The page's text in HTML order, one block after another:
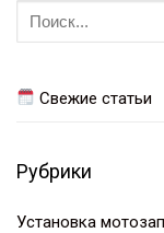
Искать:
Свежие статьи
Рубрики
Установка